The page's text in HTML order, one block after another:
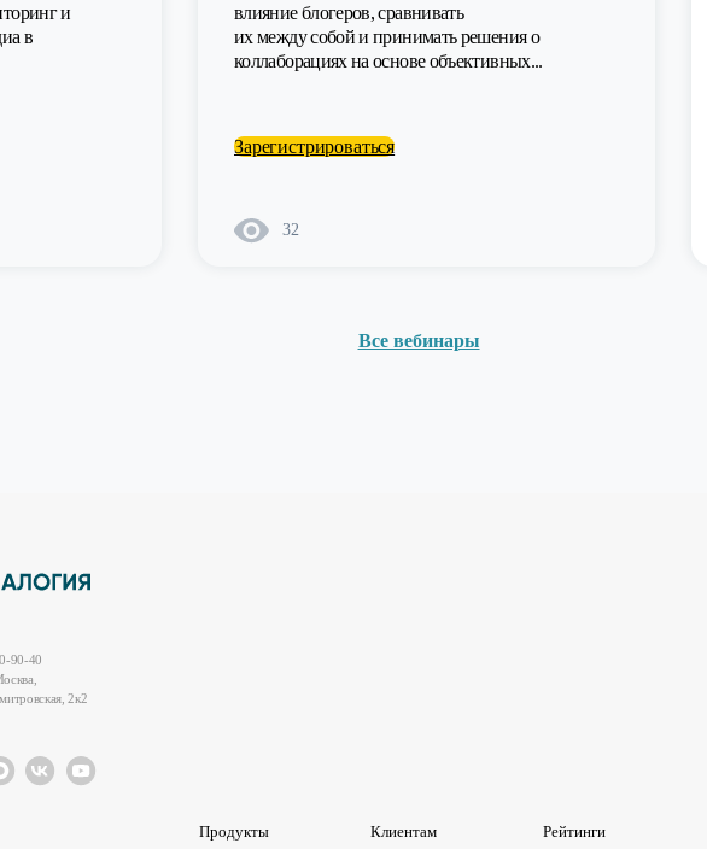
и
в
влияние блогеров, сравнивать
их между собой и принимать решения о
коллаборациях на основе объективных...
Зарегистрироваться
32
Все вебинары
90-40
2к2
Продукты Клиентам Рейтинги